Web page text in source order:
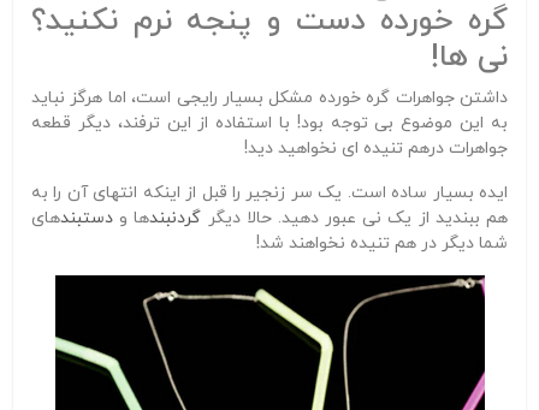
گره خورده دست و پنجه نرم نکنید؟
نی ها!
داشتن جواهرات گره خورده مشکل بسیار رایجی است، اما هرگز نباید
به این موضوع بی توجه بود! با استفاده از این ترفند، دیگر قطعه
جواهرات درهم تنیده ای نخواهید دید!
ایده بسیار ساده است. یک سر زنجیر را قبل از اینکه انتهای آن را به
هم ببندید از یک نی عبور دهید. حالا دیگر گردنبندها و دستبندهای
شما دیگر در هم تنیده نخواهند شد!